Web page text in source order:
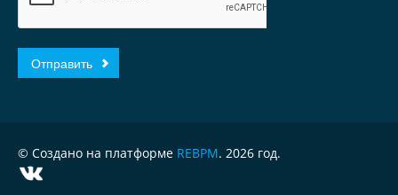
© Создано на платформе REBPM. 2026 год.